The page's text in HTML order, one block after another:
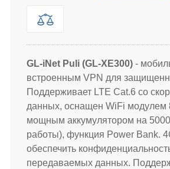
GL-iNet Puli (GL-XE300) -
встроенным VPN для
Поддерживает LTE Cat.6 со
данных, оснащен WiFi модулем
мощным аккумулятором на
работы), функция Power Bank.
обеспечить
передаваемых данных.